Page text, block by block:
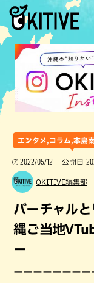
エンタメ,コラム,本島
2022/05/12 公開日
OKITIVE編集部
バーチャル
縄ご当地
ー
ーーーーーーーー